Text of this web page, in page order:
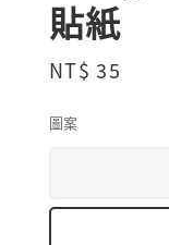
貼紙
Regular
NT$ 35
圖案